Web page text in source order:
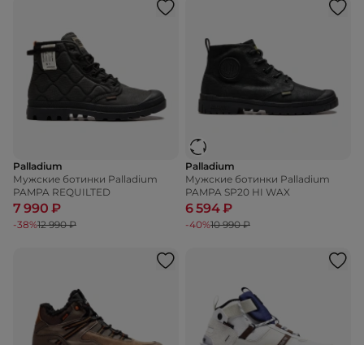
Palladium
Мужские ботинки Palladium
PAMPA REQUILTED
7 990 ₽
-38%12 990 ₽
Palladium
Мужские ботинки Palladium
PAMPA SP20 HI WAX
6 594 ₽
-40%10 990 ₽